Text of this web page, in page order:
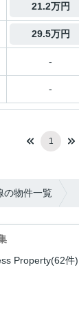
21.2万円
29.5万円
-
-
1
の物件一覧
Property(62件)